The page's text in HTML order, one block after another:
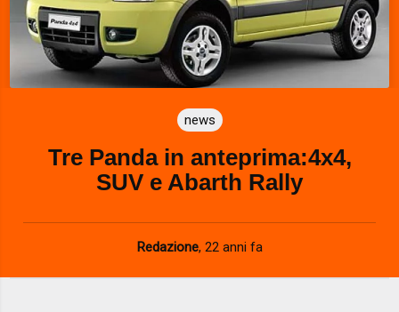
news
Tre Panda in anteprima:4x4,
SUV e Abarth Rally
Redazione, 22 anni fa